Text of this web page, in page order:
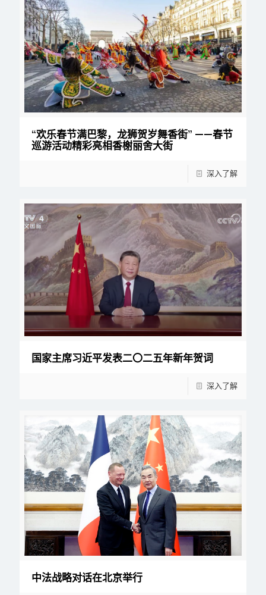
“欢乐春节满巴黎，龙狮贺岁舞香街” ——春节
巡游活动精彩亮相香榭丽舍大街
深入了解
国家主席习近平发表二〇二五年新年贺词
深入了解
中法战略对话在北京举行